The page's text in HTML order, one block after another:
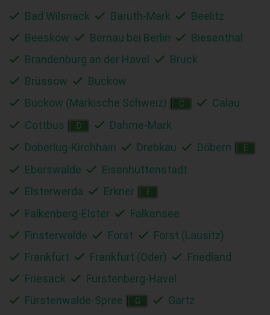
Bad Wilsnack
Baruth-Mark
Beelitz
Beeskow
Bernau bei Berlin
Biesenthal
Brandenburg an der Havel
Brück
Brüssow
Buckow
Buckow (Märkische Schweiz)
C
Calau
Cottbus
D
Dahme-Mark
Doberlug-Kirchhain
Drebkau Döbern E
Eberswalde
Eisenhüttenstadt
Elsterwerda
Erkner F
Falkenberg-Elster
Falkensee
Finsterwalde
Forst
Forst (Lausitz)
Frankfurt
Frankfurt (Oder)
Friedland
Friesack
Fürstenberg-Havel
Fürstenwalde-Spree
G
Gartz